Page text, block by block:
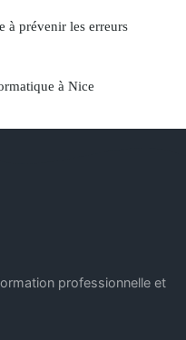
à prévenir les erreurs
à Nice
professionnelle et